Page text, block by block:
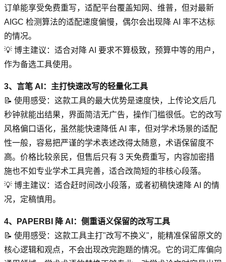
订单能享受免费重写，适配平台覆盖知网、维普，但对最新
AIGC 检测算法的适配速度偏慢，偶尔会出现降 AI 率不达标
的情况。
💡 博主建议：适合对降 AI 要求不算极致，预算中等的用户，
作为备选工具使用。
3、言笔 AI：主打快速改写的轻量化工具
📝 使用感受：这款工具的最大优势是速度快，上传论文后几
秒钟就能出结果，界面简洁无广告，操作门槛很低。它的改写
风格偏口语化，虽然能快速降低 AI 率，但对学术场景的适配
性一般，容易把严谨的学术表述改得太随意，术语保留度不
高。价格比较亲民，但售后只有 3 天免费重写，内容加密措
施也不如专业学术工具完善，适合改简短的非核心段落。
💡 博主建议：适合赶时间改小段落，或者初稿快速降 AI 的情
况，定稿慎用。
4、PAPERBI 降 AI：侧重语义保留的改写工具
📝 使用感受：这款工具主打"改写不换义"，能精准保留原文的
核心逻辑和观点，不会出现改完跑题的情况。它的词汇库偏向